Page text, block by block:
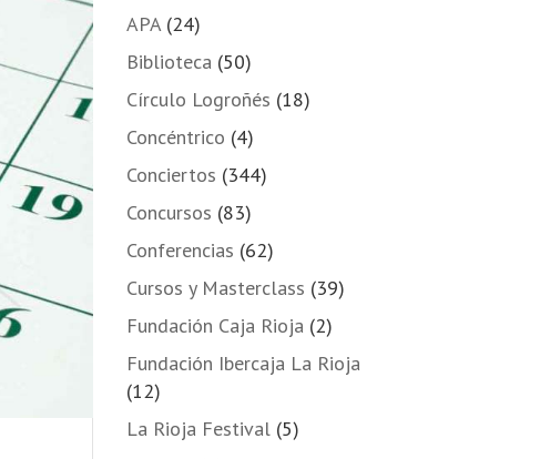
APA(24)
Biblioteca (50)
Círculo Logroñés (18)
Concéntrico (4)
Conciertos (344)
Concursos (83)
Conferencias (62)
Cursos y Masterclass (39)
Fundación Caja Rioja (2)
Fundación Ibercaja La Rioja
(12)
La Rioja Festival(5)